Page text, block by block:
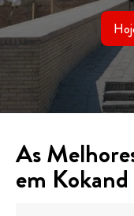
As
em Kokand